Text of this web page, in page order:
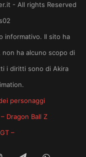
- All rights Reserved
informativo. Il sito ha
ha alcuno scopo di
i diritti sono di Akira
personaggi
Dragon Ball Z
–